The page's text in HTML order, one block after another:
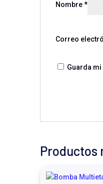
Nombre*
Correo
Guarda
Productos